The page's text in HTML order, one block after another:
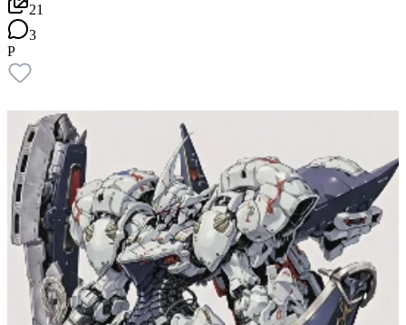
21
3
P